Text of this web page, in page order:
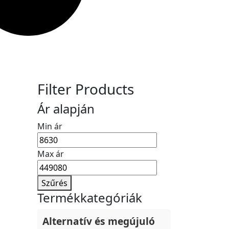
Filter Products
Ár alapján
Min ár
Max ár
Szűrés
Termékkategóriák
Alternatív és megújuló